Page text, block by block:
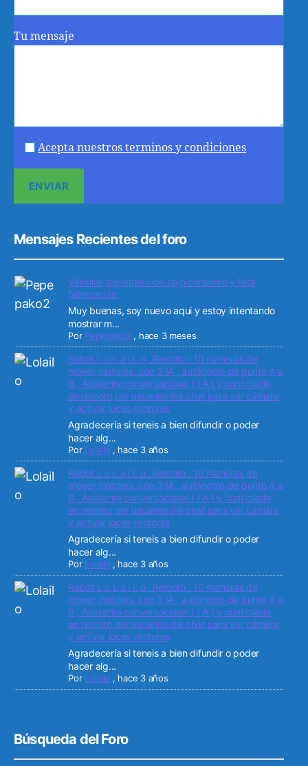
Tu mensaje
Acepta nuestros terminos y condiciones
Mensajes Recientes del foro
Válvulas pepepako de bajo consumo y fácil
fabricación.
Muy buenas, soy nuevo aqui y estoy intentando
mostrar m...
Por Pepepako2 , hace 3 meses
Robot L o L a i L o _Remoto : 10 maneras de
mover motores. con 3 IA , autónomo de punto A a
B , Asistente conversacional ( I A ) y controlado
en remoto por usuarios del chat para ver cámara
y activar luces-motores
Agradecería si teneis a bien difundir o poder
hacer alg...
Por Lolailo , hace 3 años
Robot L o L a i L o _Remoto : 10 maneras de
mover motores. con 3 IA , autónomo de punto A a
B , Asistente conversacional ( I A ) y controlado
en remoto por usuarios del chat para ver cámara
y activar luces-motores
Agradecería si teneis a bien difundir o poder
hacer alg...
Por Lolailo , hace 3 años
Robot L o L a i L o _Remoto : 10 maneras de
mover motores. con 3 IA , autónomo de punto A a
B , Asistente conversacional ( I A ) y controlado
en remoto por usuarios del chat para ver cámara
y activar luces-motores
Agradecería si teneis a bien difundir o poder
hacer alg...
Por Lolailo , hace 3 años
Búsqueda del Foro